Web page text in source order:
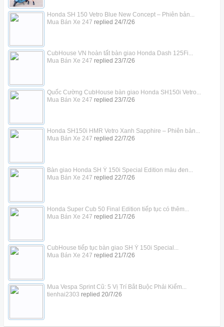
Honda SH 150 Vetro Blue New Concept – Phiên bản...
Mua Bán Xe 247 replied 24/7/26
CubHouse VN hoàn tất bàn giao Honda Dash 125Fi...
Mua Bán Xe 247 replied 23/7/26
Quốc Cường CubHouse bàn giao Honda SH150i Vetro...
Mua Bán Xe 247 replied 23/7/26
Honda SH150i HMR Vetro Xanh Sapphire – Phiên bản...
Mua Bán Xe 247 replied 22/7/26
Bàn giao Honda SH Ý 150i Special Edition màu đen...
Mua Bán Xe 247 replied 22/7/26
Honda Super Cub 50 Final Edition tiếp tục có thêm...
Mua Bán Xe 247 replied 21/7/26
CubHouse tiếp tục bàn giao SH Ý 150i Special...
Mua Bán Xe 247 replied 21/7/26
Mua Vespa Sprint Cũ: 5 Vị Trí Bắt Buộc Phải Kiểm...
tienhai2303 replied 20/7/26